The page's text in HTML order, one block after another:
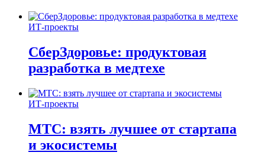
ИТ-проекты
СберЗдоровье: продуктовая
разработка в медтехе
ИТ-проекты
МТС: взять лучшее от стартапа
и экосистемы